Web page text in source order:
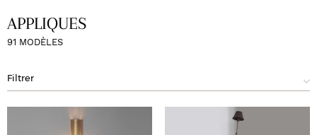
APPLIQUES
91 MODÈLES
Filtrer